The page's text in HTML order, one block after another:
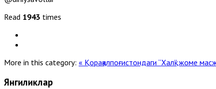
Read 1943 times
More in this category: « Қорақалпоғистондаги “Халқ” жоме
Янгиликлар